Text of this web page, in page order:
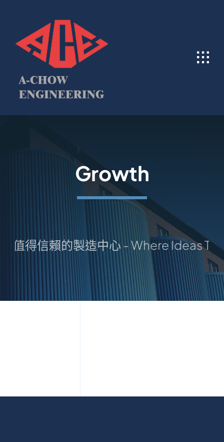
Growth
得信賴的製造中心 - Where Ideas